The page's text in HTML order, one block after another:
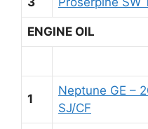
ENGINE OIL
1
Neptune GE –
SJ/CF